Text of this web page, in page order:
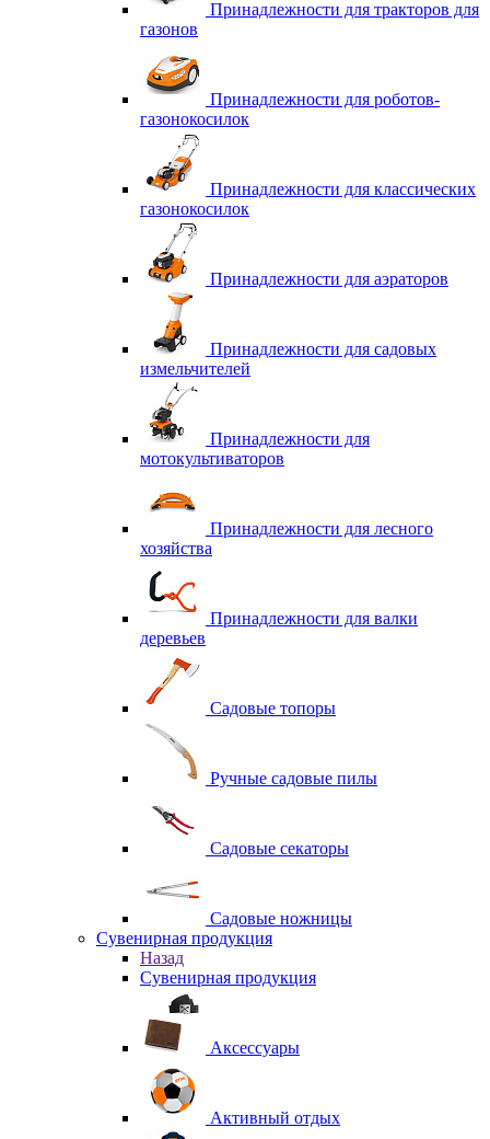
Принадлежности для тракторов для
газонов
Принадлежности для роботов-
газонокосилок
Принадлежности для классических
газонокосилок
Принадлежности для аэраторов
Принадлежности для садовых
измельчителей
Принадлежности для
мотокультиваторов
Принадлежности для лесного
хозяйства
Принадлежности для валки
деревьев
Садовые топоры
Ручные садовые пилы
Садовые секаторы
Садовые ножницы
Сувенирная продукция
Назад
Сувенирная продукция
Аксессуары
Активный отдых